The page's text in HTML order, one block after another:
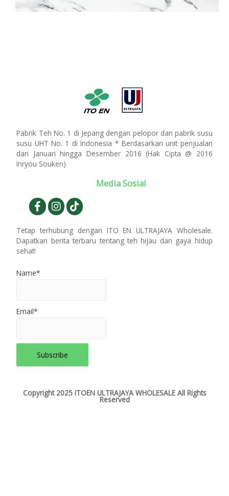
Pabrik Teh No. 1 di Jepang dengan pelopor dan pabrik susu
susu UHT No. 1 di Indonesia * Berdasarkan unit penjualan
dari Januari hingga Desember 2016 (Hak Cipta @ 2016
Inryou Souken)
Media Sosial
Tetap terhubung dengan ITO EN ULTRAJAYA Wholesale.
Dapatkan berita terbaru tentang teh hijau dan gaya hidup
sehat!
Name*
Email*
Copyright 2025 ITOEN ULTRAJAYA WHOLESALE All Rights
Reserved